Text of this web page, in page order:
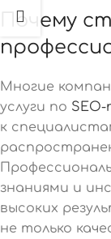
Почему
Многие
услуги по
к
знаниями и
высоких
не только